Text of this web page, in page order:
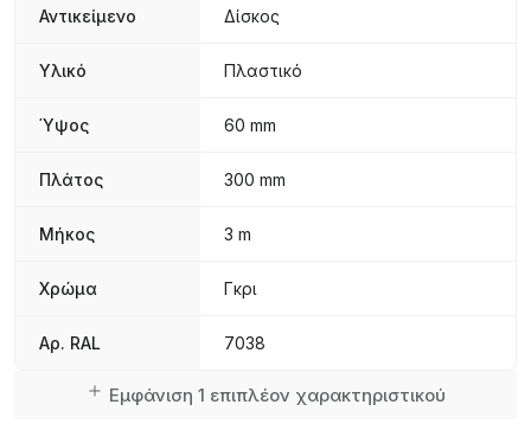
Αντικείμενο Δίσκος
Υλικό Πλαστικό
Ύψος 60 mm
Πλάτος 300 mm
Μήκος 3 m
Χρώμα Γκρι
Αρ. RAL 7038
Εμφάνιση 1 επιπλέον χαρακτηριστικού